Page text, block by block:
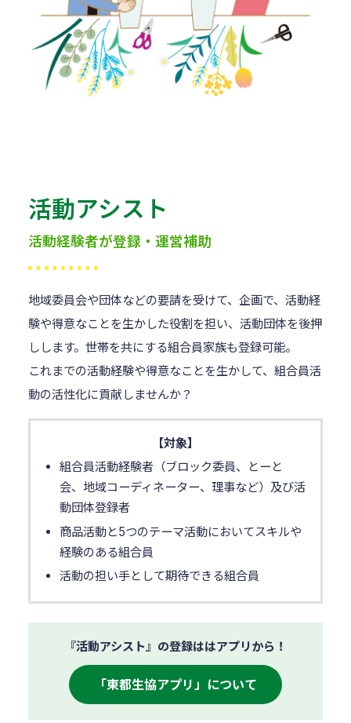
活動アシスト
活動経験者が登録・運営補助
地域委員会や団体などの要請を受けて、企画で、活動経
験や得意なことを生かした役割を担い、活動団体を後押
しします。世帯を共にする組合員家族も登録可能。
これまでの活動経験や得意なことを生かして、組合員活
動の活性化に貢献しませんか？
【対象】
組合員活動経験者（ブロック委員、とーと
会、地域コーディネーター、理事など）及び活
動団体登録者
商品活動と5つのテーマ活動においてスキルや
経験のある組合員
活動の担い手として期待できる組合員
『活動アシスト』の登録ははアプリから！
「東都生協アプリ」について